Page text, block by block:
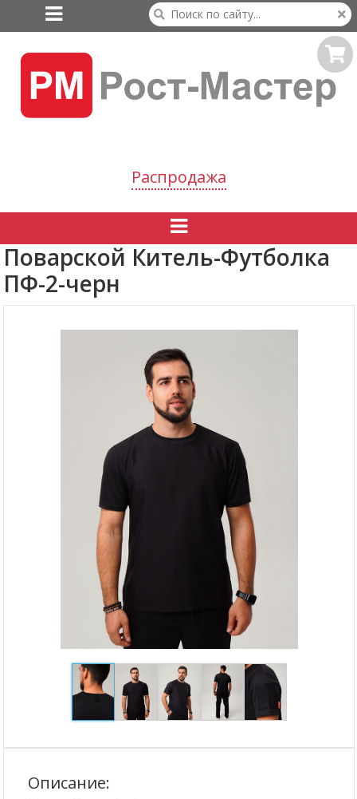

Распродажа

Поварской Китель-Футболка
ПФ-2-черн
Описание: